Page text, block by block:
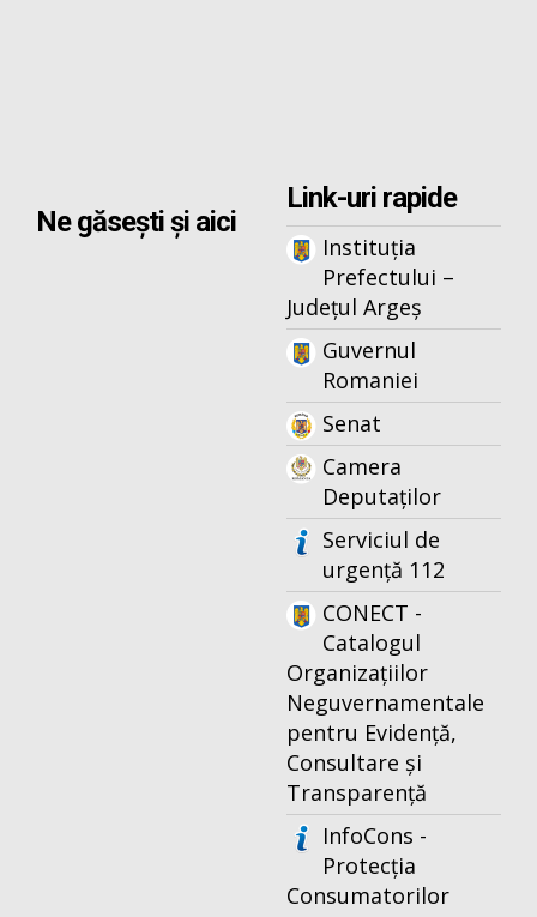
Ne găsești și aici
Link-uri rapide
Instituția
Prefectului –
Județul Argeș
Guvernul
Romaniei
Senat
Camera
Deputaților
Serviciul de
urgență 112
CONECT -
Catalogul
Organizațiilor
Neguvernamentale
pentru Evidență,
Consultare și
Transparență
InfoCons -
Protecția
Consumatorilor